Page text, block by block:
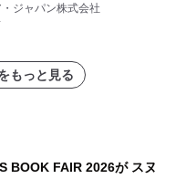
ジャパン株式会社
もっと見る
BOOK FAIR 2026が スヌ